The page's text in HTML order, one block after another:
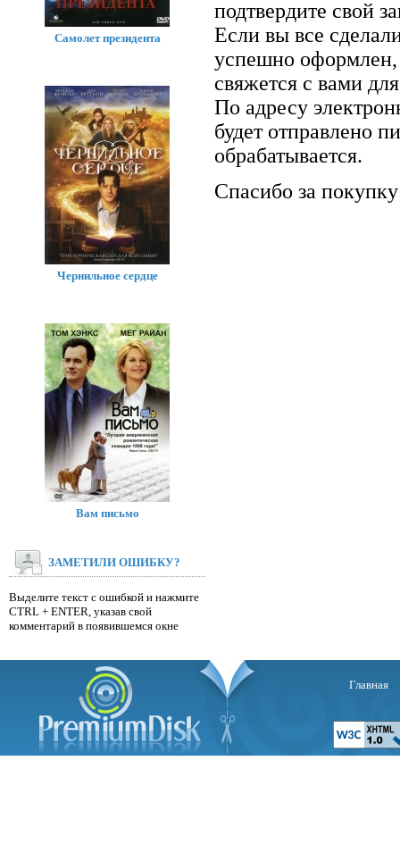
подтвердите свой
Если вы все
успешно оформлен,
свяжется с вами
По адресу
будет отправлено
обрабатывается.
Спасибо за
Самолет президента
Чернильное сердце
Вам письмо
ЗАМЕТИЛИ ОШИБКУ?
Выделите текст с ошибкой и нажмите
CTRL + ENTER, указав свой
комментарий в появившемся окне
Главная